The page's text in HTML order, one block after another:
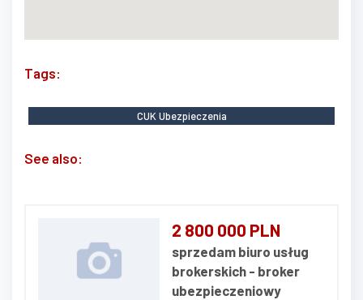
Tags:
CUK Ubezpieczenia
See also:
2 800 000 PLN
sprzedam biuro usług
brokerskich - broker
ubezpieczeniowy